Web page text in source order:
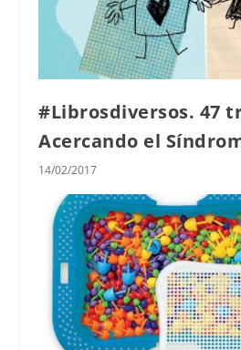
#Librosdiversos. 47
Acercando el
14/02/2017